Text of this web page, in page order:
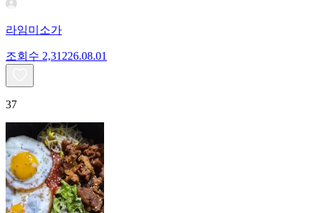
라임미소가
조회수 2,31226.08.01
37